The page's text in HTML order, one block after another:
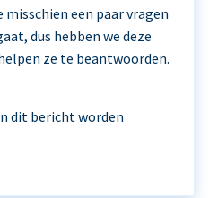
misschien een paar vragen
dus hebben we deze
ze te beantwoorden.
dit bericht worden